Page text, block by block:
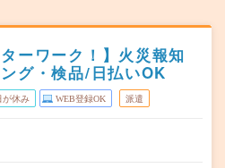
ーワーク！】火災報知
グ・検品/日払いOK
が休み WEB登録OK 派遣